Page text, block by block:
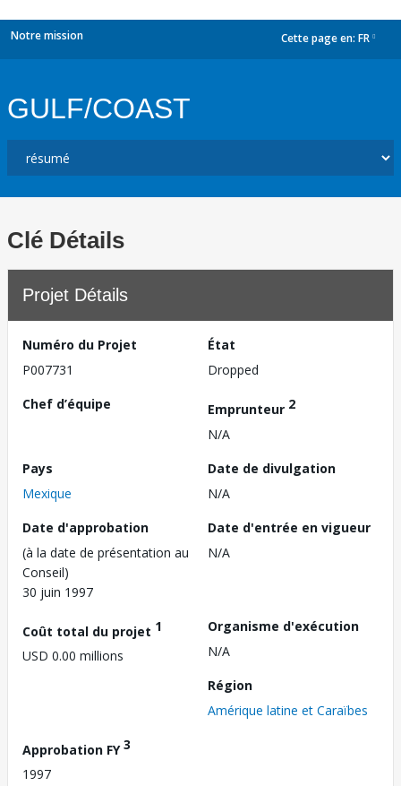
Notre mission Cette page en: FR
GULF/COAST
Clé Détails
Projet Détails
Numéro du Projet
P007731
État
Dropped
Chef d’équipe
Emprunteur 2
N/A
Pays
Mexique
Date de divulgation
N/A
Date d'approbation
(à la date de présentation au
Conseil)
30 juin 1997
Date d'entrée en vigueur
N/A
Coût total du projet 1
USD 0.00 millions
Organisme d'exécution
N/A
Région
Amérique latine et Caraïbes
Approbation FY3
1997